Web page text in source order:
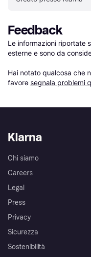
Feedback
Le informazioni riportate
esterne e sono da
Hai notato qualcosa che
favore segnala problemi
Klarna
Chi siamo
Careers
Legal
Press
Privacy
Sicurezza
Sostenibilità